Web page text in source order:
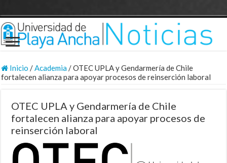
Inicio /Academia/OTEC UPLA y Gendarmería de Chile
fortalecen alianza para apoyar procesos de reinserción laboral
OTEC UPLA y Gendarmería de Chile
fortalecen alianza para apoyar procesos de
reinserción laboral